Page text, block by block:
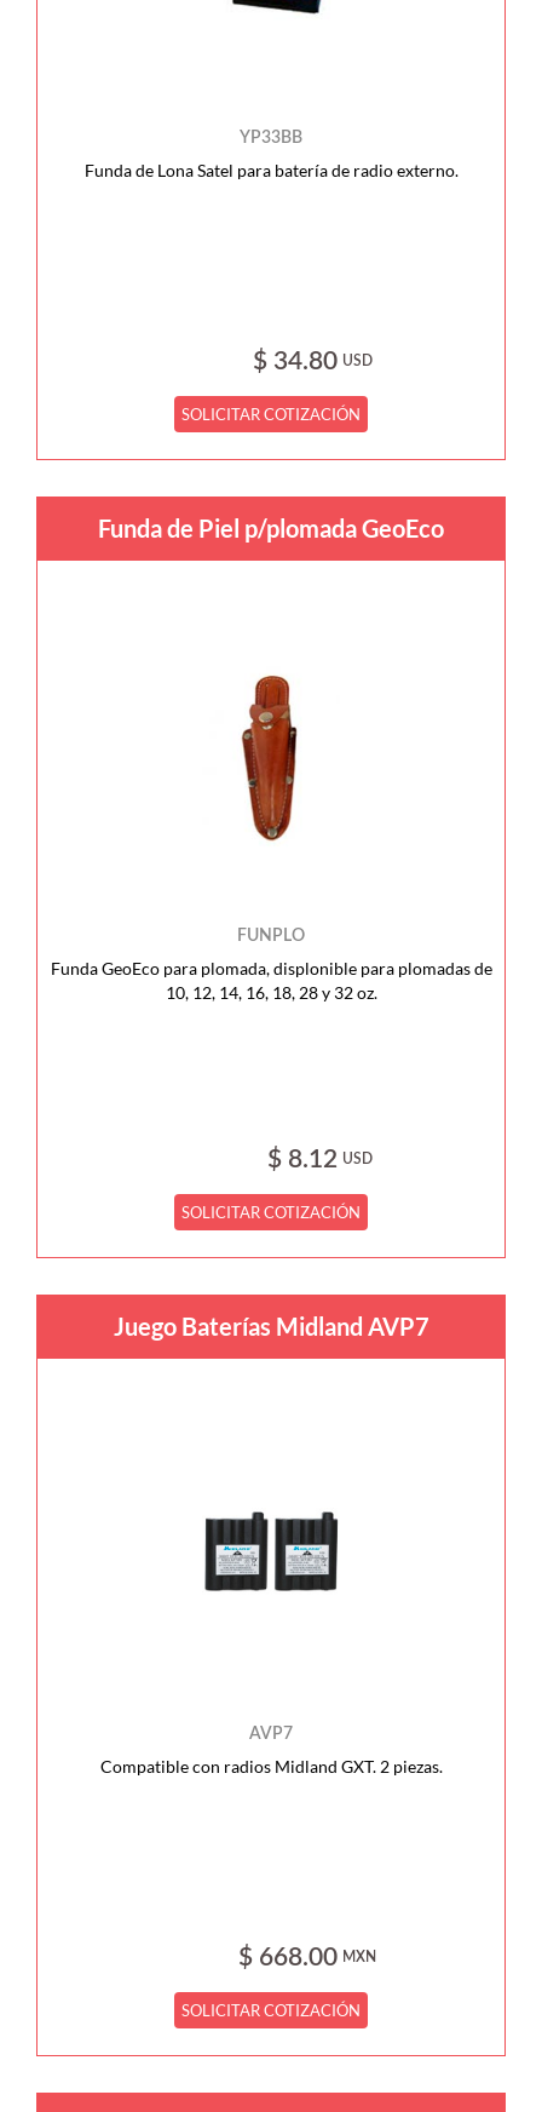
YP33BB
Funda de Lona Satel para batería de radio externo.
$ 34.80 USD
SOLICITAR COTIZACIÓN
Funda de Piel p/plomada GeoEco
FUNPLO
Funda GeoEco para plomada, displonible para plomadas de
10, 12, 14, 16, 18, 28 y 32 oz.
$ 8.12 USD
SOLICITAR COTIZACIÓN
Juego Baterías Midland AVP7
AVP7
Compatible con radios Midland GXT. 2 piezas.
$ 668.00 MXN
SOLICITAR COTIZACIÓN